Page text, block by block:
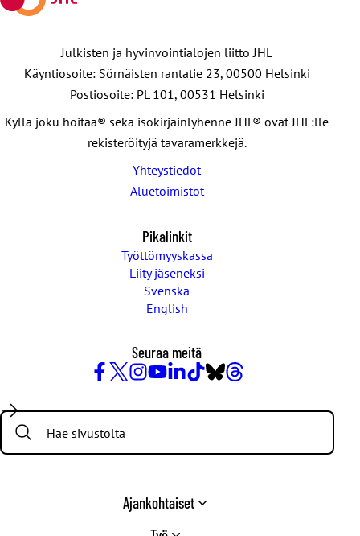
Julkisten ja hyvinvointialojen liitto JHL
Käyntiosoite: Sörnäisten rantatie 23, 00500 Helsinki
Postiosoite: PL 101, 00531 Helsinki
Kyllä joku hoitaa® sekä isokirjainlyhenne JHL® ovat JHL:lle
rekisteröityjä tavaramerkkejä.
Yhteystiedot
Aluetoimistot
Pikalinkit
Työttömyyskassa
Liity jäseneksi
Svenska
English
Seuraa meitä
/
Twitter
Search:
Ajankohtaiset